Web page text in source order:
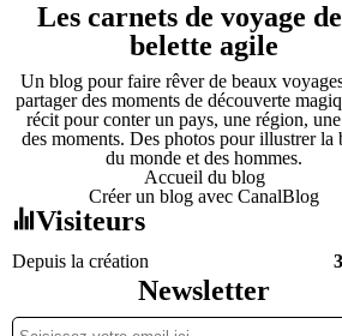
Les carnets de voyage
belette agile
Un blog pour faire rêver de beaux
partager des moments de découverte
récit pour conter un pays, une région,
des moments. Des photos pour illustrer la
du monde et des hommes.
Accueil du blog
Créer un blog avec CanalBlog
Visiteurs
Depuis la création
Newsletter